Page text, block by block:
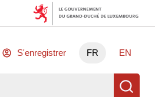
S'enregistrer FR EN